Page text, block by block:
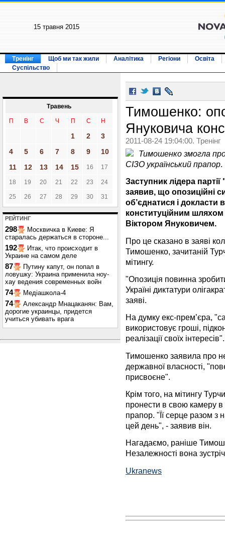
15 травня 2015
Тренінг Щоб ми так жили Аналітика Регіони
Освіта
Суспільство
Травень
П В С Ч П С Н
1 2
3
4
5 6 7 8 9
10
11
12 13 14 15 16 17
18 19 20 21 22 23 24
25 26 27 28 29 30 31
РЕЙТИНГ
298
Москвичка в Киеве: Я
старалась держаться в стороне...
192
Итак, что происходит в
Украине на самом деле
87
Путину капут, он попал в
ловушку: Украина применила ноу-
хау ведения современных войн
74 Медіашкола-4
74
Александр Мнацаканян: Вам,
дорогие украинцы, придется
учиться убивать врага
Тимошенко:
Януковича
2011-08-24 19:04:00. Тренінг
Тимошенко змогла
СІЗО український прапор.
Заступник лідера
заявив, що опозиційні
об’єднатися і докласти
конституційним
Віктором Януковичем.
Про це сказано в заяві
Тимошенко, зачитаній
мітингу.
"Опозиція повинна
Україні диктатури
заяві.
На думку екс-прем’єра,
використовує гроші,
реалізації своїх інтересів".
Тимошенко заявила про
державної власності,
присвоєне".
Крім того, на мітингу
пронести в свою камеру в
прапор. "Її серце разом
цей день", - заявив він.
Нагадаємо, раніше
Незалежності вона
Ukranews